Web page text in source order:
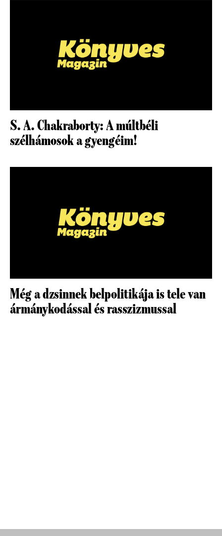
S. A. Chakraborty: A múltbéli
szélhámosok a gyengéim!
Még a dzsinnek belpolitikája is tele van
ármánykodással és rasszizmussal